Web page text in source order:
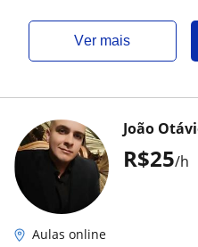
ver mais
R$25/h
João
Aulas online